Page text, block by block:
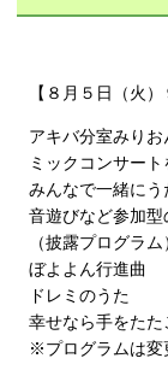
【８月５日（火
アキバ分室みり
ミックコンサート
みんなで一緒に
音遊びなど参加型
（披露プログラム
ぼよよん行進曲
ドレミのうた
幸せなら手をたた
※プログラムは変